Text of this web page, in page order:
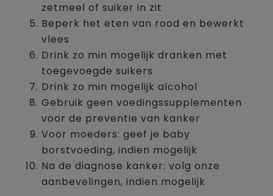
zetmeel of suiker in zit
Beperk het eten van rood en bewerkt
vlees
Drink zo min mogelijk dranken met
toegevoegde suikers
Drink zo min mogelijk alcohol
Gebruik geen voedingssupplementen
voor de preventie van kanker
Voor moeders: geef je baby
borstvoeding, indien mogelijk
Na de diagnose kanker: volg onze
aanbevelingen, indien mogelijk